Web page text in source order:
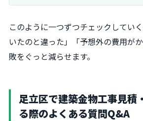
このように一つずつチェックしてい
いたのと違った」「予想外の費用が
敗をぐっと減らせます。
足立区で建築金物工事見積
る際のよくある質問Q&A